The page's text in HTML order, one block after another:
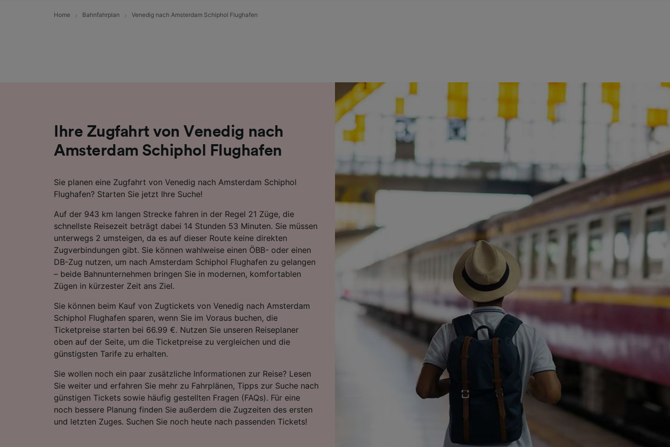
Home Bahnfahrplan Venedig nach Amsterdam Schiphol Flughafen
Ihre Zugfahrt von Venedig nach
Amsterdam Schiphol Flughafen
Sie planen eine Zugfahrt von Venedig nach Amsterdam Schiphol
Flughafen? Starten Sie jetzt Ihre Suche!
Auf der 943 km langen Strecke fahren in der Regel 21 Züge, die
schnellste Reisezeit beträgt dabei 14 Stunden 53 Minuten. Sie müssen
unterwegs 2 umsteigen, da es auf dieser Route keine direkten
Zugverbindungen gibt. Sie können wahlweise einen ÖBB- oder einen
DB-Zug nutzen, um nach Amsterdam Schiphol Flughafen zu gelangen
– beide Bahnunternehmen bringen Sie in modernen, komfortablen
Zügen in kürzester Zeit ans Ziel.
Sie können beim Kauf von Zugtickets von Venedig nach Amsterdam
Schiphol Flughafen sparen, wenn Sie im Voraus buchen, die
Ticketpreise starten bei 66.99 €. Nutzen Sie unseren Reiseplaner
oben auf der Seite, um die Ticketpreise zu vergleichen und die
günstigsten Tarife zu erhalten.
Sie wollen noch ein paar zusätzliche Informationen zur Reise? Lesen
Sie weiter und erfahren Sie mehr zu Fahrplänen, Tipps zur Suche nach
günstigen Tickets sowie häufig gestellten Fragen (FAQs). Für eine
noch bessere Planung finden Sie außerdem die Zugzeiten des ersten
und letzten Zuges. Suchen Sie noch heute nach passenden Tickets!
Liste der Partner (Lieferanten)